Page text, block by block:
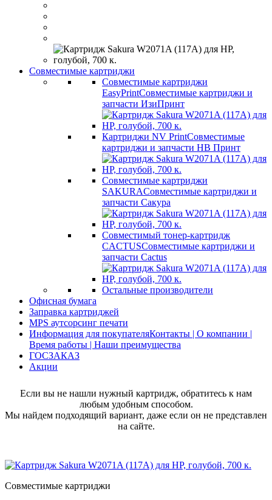
Совместимые картриджи
Совместимые картриджи
EasyPrintСовместимые картриджи и
запчасти ИзиПринт
Картриджи NV PrintСовместимые
картриджи и запчасти НВ Принт
Совместимые картриджи
SAKURAСовместимые картриджи и
запчасти Сакура
Совместимый тонер-картридж
CACTUSСовместимые картриджи и
запчасти Cactus
Остальные производители
Офисная бумага
Заправка картриджей
MPS аутсорсинг печати
Информация для покупателяКонтакты | О компании |
Время работы | Наши преимущества
ГОСЗАКАЗ
Акции
Если вы не нашли нужный картридж, обратитесь к нам
любым удобным способом.
Мы найдем подходящий вариант, даже если он не представлен
на сайте.
Совместимые картриджи